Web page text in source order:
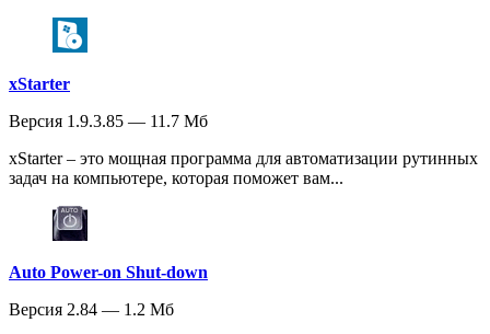
xStarter
Версия 1.9.3.85 — 11.7 Мб
xStarter – это мощная программа для автоматизации рутинных
задач на компьютере, которая поможет вам...
Auto Power-on Shut-down
Версия 2.84 — 1.2 Мб